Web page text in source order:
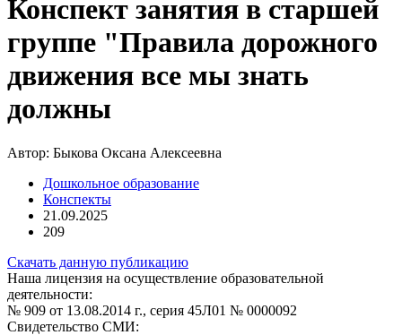
Конспект занятия в старшей
группе "Правила дорожного
движения все мы знать
должны
Автор: Быкова Оксана Алексеевна
Дошкольное образование
Конспекты
21.09.2025
209
Скачать данную публикацию
Наша лицензия на осуществление образовательной
деятельности:
№ 909 от 13.08.2014 г., серия 45Л01 № 0000092
Свидетельство СМИ: